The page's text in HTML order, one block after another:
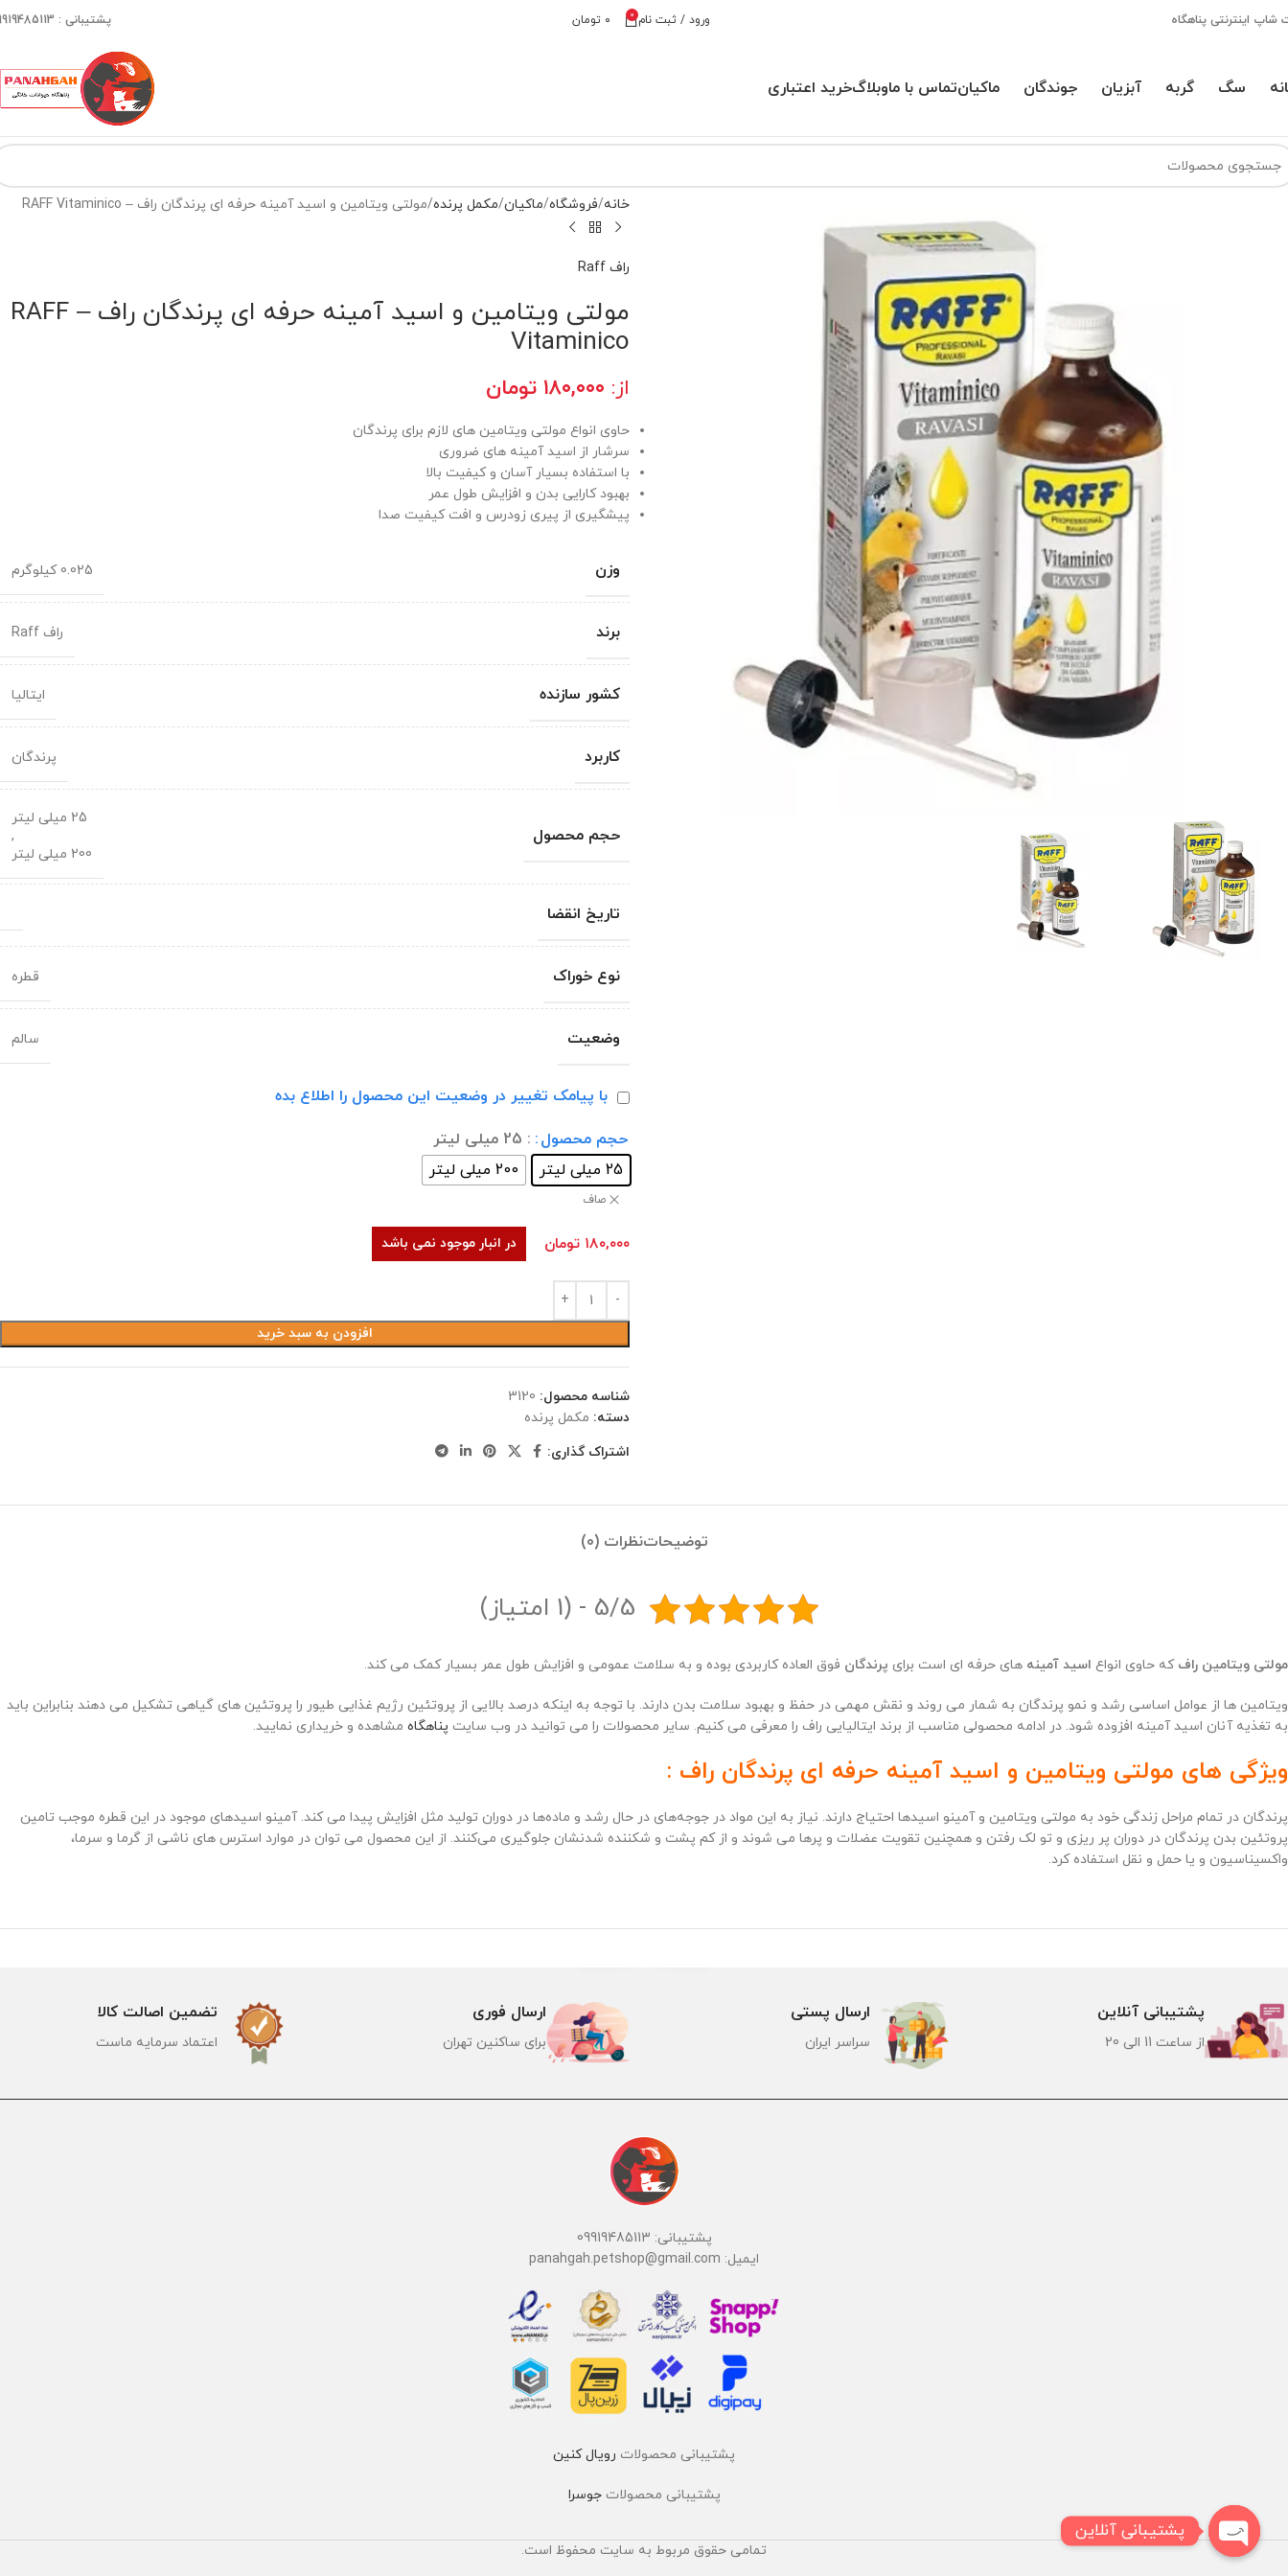
شاپ اینترنتی پناهگاه ورود / ثبت نام 0 ۰ تومان پشتیبانی : 09919485113
سگ گربه آبزیان جوندگان ماکیانتماس با ماوبلاگخرید اعتباری
خانه فروشگاه ماکیان مکمل پرنده مولتی ویتامین و اسید آمینه حرفه ای پرندگان راف – RAFF Vitaminico
راف Raff
مولتی ویتامین و اسید آمینه حرفه ای پرندگان راف – RAFF
Vitaminico
از: ۱۸۰,۰۰۰ تومان
حاوی انواع مولتی ویتامین های لازم برای پرندگان
سرشار از اسید آمینه های ضروری
با استفاده بسیار آسان و کیفیت بالا
بهبود کارایی بدن و افزایش طول عمر
پیشگیری از پیری زودرس و افت کیفیت صدا
وزن 0.025 کیلوگرم
برند راف Raff
کشور سازنده ایتالیا
کاربرد پرندگان
حجم محصول
25 میلی لیتر
,
200 میلی لیتر
تاریخ انقضا
نوع خوراک قطره
وضعیت سالم
با پیامک تغییر در وضعیت این محصول را اطلاع بده
حجم محصول : 25 میلی لیتر
25 میلی لیتر
200 میلی لیتر
صاف
۱۸۰,۰۰۰ تومان در انبار موجود نمی باشد
افزودن به سبد خرید
شناسه محصول: 3120
دسته: مکمل پرنده
اشتراک گذاری:
توضیحاتنظرات (0)
5/5 - (1 امتیاز)
مولتی ویتامین راف که حاوی انواع اسید آمینه های حرفه ای است برای پرندگان فوق العاده کاربردی بوده و به سلامت عمومی و افزایش طول عمر بسیار کمک می کند.
ویتامین ها از عوامل اساسی رشد و نمو پرندگان به شمار می روند و نقش مهمی در حفظ و بهبود سلامت بدن دارند. با توجه به اینکه درصد بالایی از پروتئین رژیم غذایی طیور را پروتئین های گیاهی تشکیل می دهند بنابراین باید
به تغذیه آنان اسید آمینه افزوده شود. در ادامه محصولی مناسب از برند ایتالیایی راف را معرفی می کنیم. سایر محصولات را می توانید در وب سایت پناهگاه مشاهده و خریداری نمایید.
ویژگی های مولتی ویتامین و اسید آمینه حرفه ای پرندگان راف :
پرندگان در تمام مراحل زندگی خود به مولتی ویتامین و آمینو اسیدها احتیاج دارند. نیاز به این مواد در جوجه‌های در حال رشد و ماده‌ها در دوران تولید مثل افزایش پیدا می کند. آمینو اسیدهای موجود در این قطره موجب تامین
پروتئین بدن پرندگان در دوران پر ریزی و تو لک رفتن و همچنین تقویت عضلات و پرها می شوند و از کم پشت و شکننده شدنشان جلوگیری می‌کنند. از این محصول می توان در موارد استرس های ناشی از گرما و سرما،
واکسیناسیون و یا حمل و نقل استفاده کرد.
تضمین اصالت کالا
اعتماد سرمایه ماست
ارسال فوری
برای ساکنین تهران
ارسال پستی
سراسر ایران
پشتیبانی آنلاین
از ساعت 11 الی 20
پشتیبانی: 09919485113
ایمیل: panahgah.petshop@gmail.com
پشتیبانی محصولات رویال کنین
پشتیبانی محصولاتجوسرا
تمامی حقوق مربوط به سایت محفوظ است.
پشتیبانی آنلاین